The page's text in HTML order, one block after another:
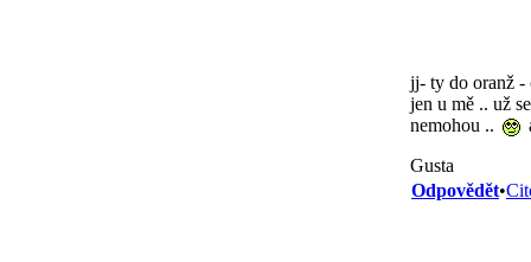
jj- ty do oranž -
jen u mě .. už
nemohou ..
Gusta
Odpovědět•